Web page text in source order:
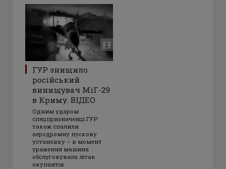
ГУР знищило
російський
винищувач МіГ-29
в Криму. ВІДЕО
Одним ударом
спецпризначенці ГУР
також спалили
аеродромну пускову
установку – в момент
ураження машина
обслуговувала літак
окупантів